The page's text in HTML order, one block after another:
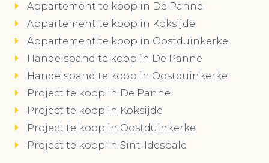
Appartement te koop in De Panne
Appartement te koop in Koksijde
Appartement te koop in Oostduinkerke
Handelspand te koop in De Panne
Handelspand te koop in Oostduinkerke
Project te koop in De Panne
Project te koop in Koksijde
Project te koop in Oostduinkerke
Project te koop in Sint-Idesbald